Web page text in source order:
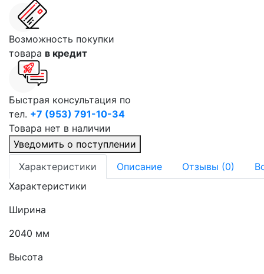
Возможность покупки
товара в кредит
Быстрая консультация по
тел. +7 (953) 791-10-34
Товара нет в наличии
Уведомить о поступлении
Характеристики
Описание Отзывы (0)
Характеристики
Ширина
2040 мм
Высота